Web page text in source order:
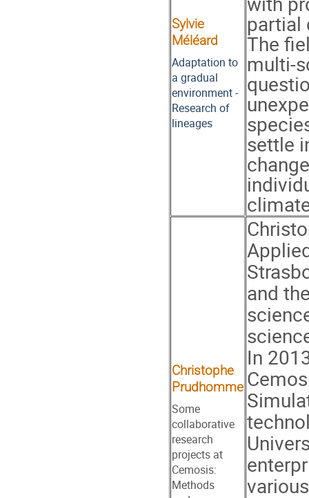
Sylvie
Méléard
Adaptation to
a gradual
environment -
Research of
lineages
partial
The
multi-
settle
Christophe
Prudhomme
Some
collaborative
research
projects at
Cemosis:
Methods
and
In